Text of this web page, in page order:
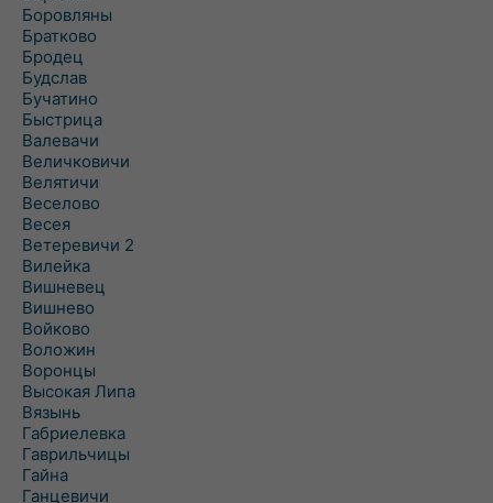
Боровляны
Братково
Бродец
Будслав
Бучатино
Быстрица
Валевачи
Величковичи
Велятичи
Веселово
Весея
Ветеревичи 2
Вилейка
Вишневец
Вишнево
Войково
Воложин
Воронцы
Высокая Липа
Вязынь
Габриелевка
Гаврильчицы
Гайна
Ганцевичи